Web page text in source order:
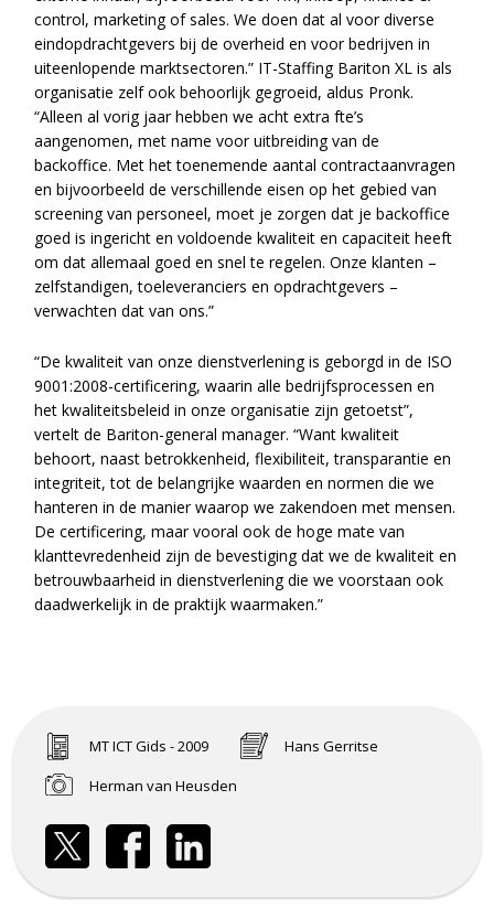
control, marketing of sales. We doen dat al voor diverse
eindopdrachtgevers bij de overheid en voor bedrijven in
uiteenlopende marktsectoren.” IT-Staffing Bariton XL is als
organisatie zelf ook behoorlijk gegroeid, aldus Pronk.
“Alleen al vorig jaar hebben we acht extra fte’s
aangenomen, met name voor uitbreiding van de
backoffice. Met het toenemende aantal contractaanvragen
en bijvoorbeeld de verschillende eisen op het gebied van
screening van personeel, moet je zorgen dat je backoffice
goed is ingericht en voldoende kwaliteit en capaciteit heeft
om dat allemaal goed en snel te regelen. Onze klanten –
zelfstandigen, toeleveranciers en opdrachtgevers –
verwachten dat van ons.”
“De kwaliteit van onze dienstverlening is geborgd in de ISO
9001:2008-certificering, waarin alle bedrijfsprocessen en
het kwaliteitsbeleid in onze organisatie zijn getoetst”,
vertelt de Bariton-general manager. “Want kwaliteit
behoort, naast betrokkenheid, flexibiliteit, transparantie en
integriteit, tot de belangrijke waarden en normen die we
hanteren in de manier waarop we zakendoen met mensen.
De certificering, maar vooral ook de hoge mate van
klanttevredenheid zijn de bevestiging dat we de kwaliteit en
betrouwbaarheid in dienstverlening die we voorstaan ook
daadwerkelijk in de praktijk waarmaken.”
MT ICT Gids - 2009
Hans Gerritse
Herman van Heusden